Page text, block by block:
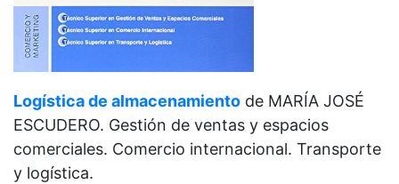
Logística de almacenamiento de MARÍA JOSÉ
ESCUDERO. Gestión de ventas y espacios
comerciales. Comercio internacional. Transporte
y logística.